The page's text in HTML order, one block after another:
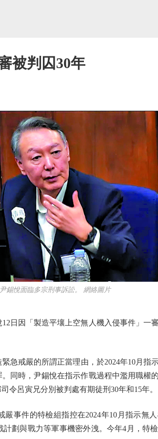
被判囚30年
悅面臨多宗刑事訴訟。 網絡圖片
因「製造平壤上空無人機入侵事件」一
戒嚴的所謂正當理由，於2024年10月指
同時，尹錫悅在指示作戰過程中濫用職權
令呂寅兄分別被判處有期徒刑30年和15年。
事件的特檢組指控在2024年10月指示無
劃與戰力等軍事機密外洩。今年4月，特